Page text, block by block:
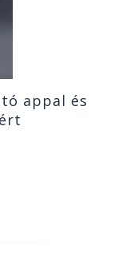
appal és